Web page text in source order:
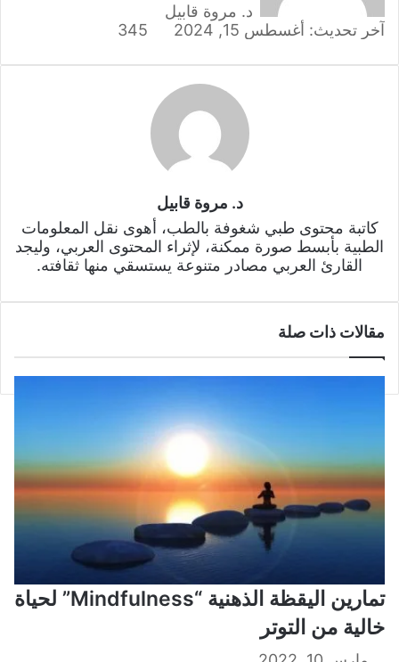
د. مروة قابيل
آخر تحديث: أغسطس 15, 2024 345
د. مروة قابيل
كاتبة محتوى طبي شغوفة بالطب، أهوى نقل المعلومات
الطبية بأبسط صورة ممكنة، لإثراء المحتوى العربي، وليجد
القارئ العربي مصادر متنوعة يستسقي منها ثقافته.
مقالات ذات صلة
تمارين اليقظة الذهنية “Mindfulness” لحياة
خالية من التوتر